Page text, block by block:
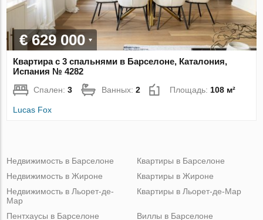
€ 629 000
Квартира с 3 спальнями в Барселоне, Каталония,
Испания № 4282
Спален:3 Ванных:2 Площадь: 108 м²
Lucas Fox
Недвижимость в Барселоне
Недвижимость в Жироне
Недвижимость в Льорет-де-
Мар
Квартиры в Барселоне
Квартиры в Жироне
Квартиры в Льорет-де-Мар
Пентхаусы в Барселоне
Виллы в Барселоне